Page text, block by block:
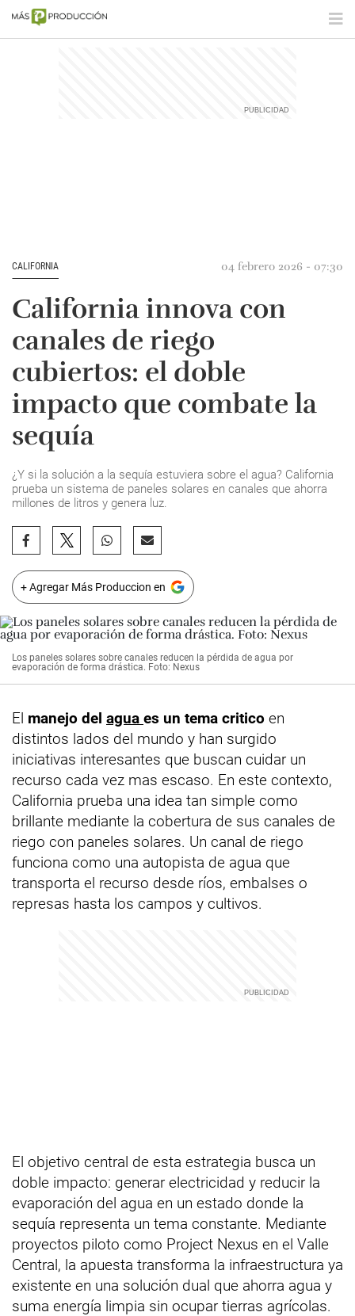
CALIFORNIA 04 febrero 2026 - 07:30
California innova con
canales de riego
cubiertos: el doble
impacto que combate la
sequía
¿Y si la solución a la sequía estuviera sobre el agua? California
prueba un sistema de paneles solares en canales que ahorra
millones de litros y genera luz.
+ Agregar Más Produccion en
Los paneles solares sobre canales reducen la pérdida de agua por
evaporación de forma drástica. Foto: Nexus
El manejo del agua es un tema critico en
distintos lados del mundo y han surgido
iniciativas interesantes que buscan cuidar un
recurso cada vez mas escaso. En este contexto,
California prueba una idea tan simple como
brillante mediante la cobertura de sus canales de
riego con paneles solares. Un canal de riego
funciona como una autopista de agua que
transporta el recurso desde ríos, embalses o
represas hasta los campos y cultivos.
El objetivo central de esta estrategia busca un
doble impacto: generar electricidad y reducir la
evaporación del agua en un estado donde la
sequía representa un tema constante. Mediante
proyectos piloto como Project Nexus en el Valle
Central, la apuesta transforma la infraestructura ya
existente en una solución dual que ahorra agua y
suma energía limpia sin ocupar tierras agrícolas.